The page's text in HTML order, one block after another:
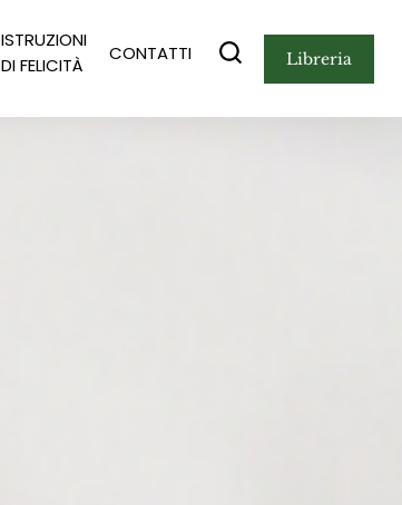
ISTRUZIONI
DI FELICITÀ
CONTATTI libreria